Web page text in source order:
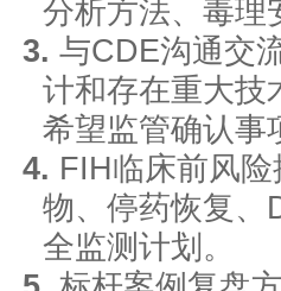
分析方法、毒理
3.与CDE沟通交
计和存在重大技
希望监管确认事
4. FIH临床前风
物、停药恢复、
全监测计划。